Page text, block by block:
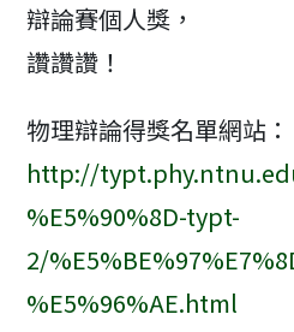
辯論賽個人獎，
讚讚讚！
物理辯論得獎名單網站：
http://
%E5%90%8D-typt-
2/
%E5%96%AE.html